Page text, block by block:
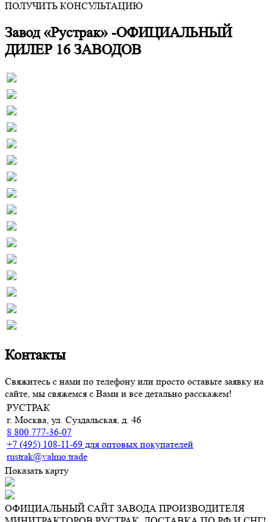
ПОЛУЧИТЬ КОНСУЛЬТАЦИЮ
Завод «Рустрак» -ОФИЦИАЛЬНЫЙ
ДИЛЕР 16 ЗАВОДОВ
Контакты
Свяжитесь с нами по телефону или просто оставьте заявку на
сайте, мы свяжемся с Вами и все детально расскажем!
РУСТРАК
г. Москва, ул. Суздальская, д. 46
8 800 777-36-07
+7 (495) 108-11-69 для оптовых покупателей
rustrak@valmo.trade
Показать карту
ОФИЦИАЛЬНЫЙ САЙТ ЗАВОДА ПРОИЗВОДИТЕЛЯ